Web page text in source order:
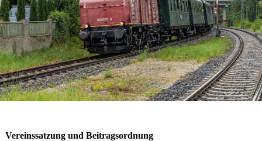
Vereinssatzung und Beitragsordnung